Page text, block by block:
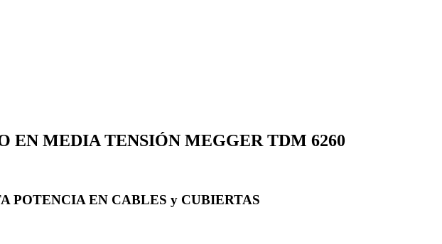
EN MEDIA TENSIÓN MEGGER TDM 6260
POTENCIA EN CABLES y CUBIERTAS